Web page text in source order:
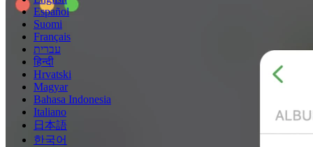
Español
Suomi
Français
עברית
हिन्दी
Hrvatski
Magyar
Bahasa Indonesia
Italiano
日本語
한국어